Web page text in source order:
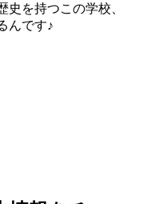
史を持つこの学校、
んです♪